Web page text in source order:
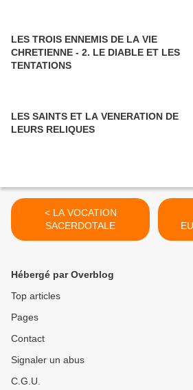
LES TROIS ENNEMIS DE LA VIE
CHRETIENNE - 2. LE DIABLE ET LES
TENTATIONS
LES SAINTS ET LA VENERATION DE
LEURS RELIQUES
< LA VOCATION
SACERDOTALE
Hébergé par Overblog
Top articles
Pages
Contact
Signaler un abus
C.G.U.